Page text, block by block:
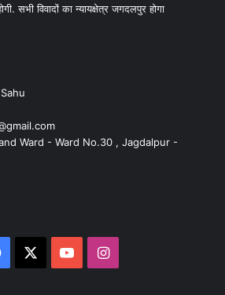
सभी विवादों का न्यायक्षेत्र जगदलपुर होगा
Ward - Ward No.30 , Jagdalpur -
Facebook YouTubeInstagram